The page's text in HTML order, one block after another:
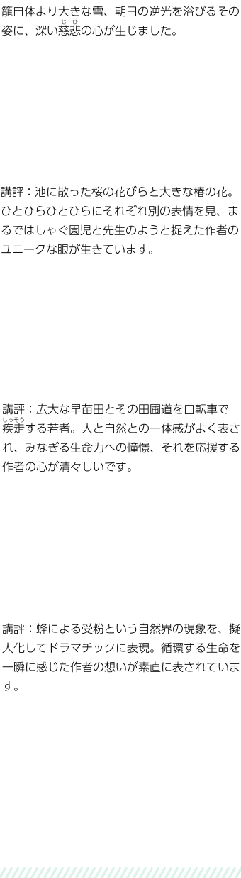
籠自体より大きな雪、朝日の逆光を浴びるその
姿に、深い慈悲
じひ
の心が生じました。
講評：池に散った桜の花びらと大きな椿の花。
ひとひらひとひらにそれぞれ別の表情を見、ま
るではしゃぐ園児と先生のようと捉えた作者の
ユニークな眼が生きています。
講評：広大な早苗田とその田圃道を自転車で
疾走
しっそう
する若者。人と自然との一体感がよく表さ
れ、みなぎる生命力への憧憬、それを応援する
作者の心が清々しいです。
講評：蜂による受粉という自然界の現象を、擬
人化してドラマチックに表現。循環する生命を
一瞬に感じた作者の想いが素直に表されていま
す。